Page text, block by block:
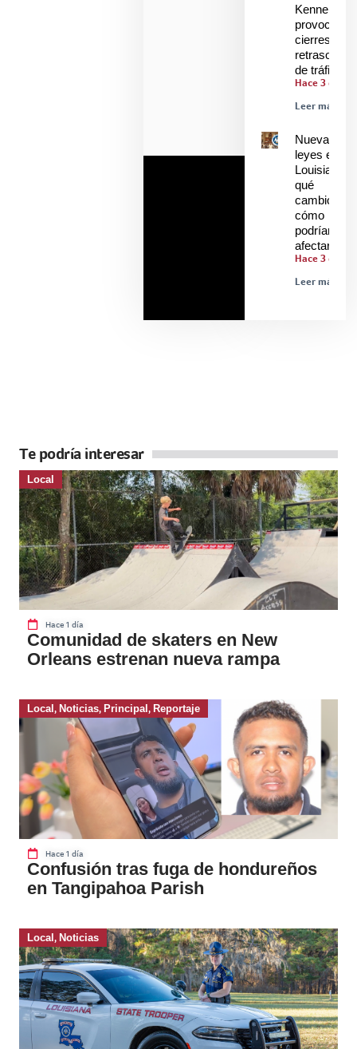
Kenner
provoca
cierres y
retrasos
de tráfico
Hace 3 días
Leer más »
Nuevas
leyes en
Louisiana:
qué
cambió y
cómo
podrían
afectarle
Hace 3 días
Leer más »
Te podría interesar
Local
Hace 1 día
Comunidad de skaters en New
Orleans estrenan nueva rampa
Local, Noticias, Principal, Reportaje
Hace 1 día
Confusión tras fuga de hondureños
en Tangipahoa Parish
Local, Noticias